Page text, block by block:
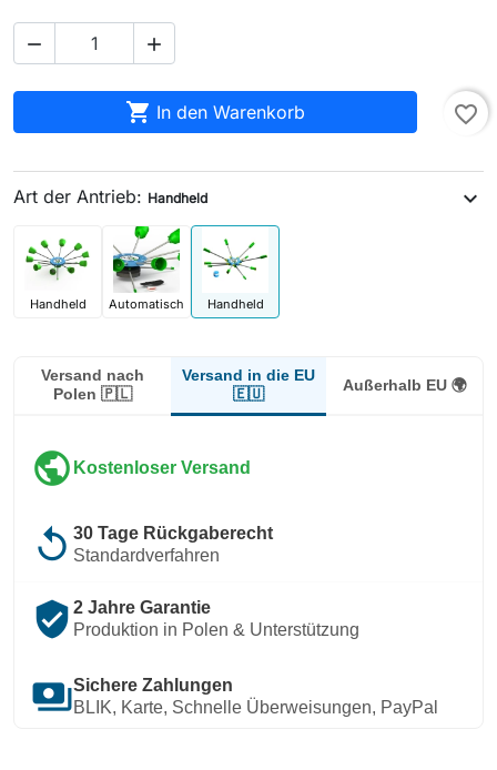
 
 In den Warenkorb favorite_border
Art der Antrieb: Handheld expand_more
Handheld Automatisch Handheld
Versand nach
Polen 🇵🇱
Versand in die EU
🇪🇺
Außerhalb EU 🌍
public Kostenloser Versand
replay 30 Tage Rückgaberecht
Standardverfahren
verified_user 2 Jahre Garantie
Produktion in Polen & Unterstützung
paymentsSichere Zahlungen
BLIK, Karte, Schnelle Überweisungen, PayPal